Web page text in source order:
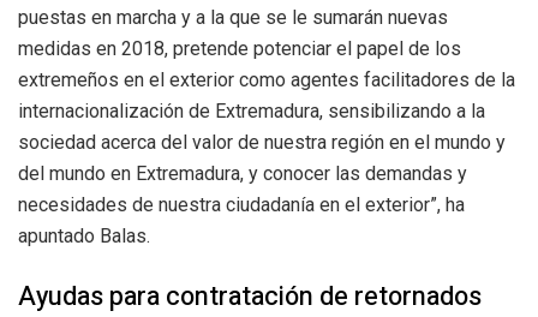
puestas en marcha y a la que se le sumarán nuevas
medidas en 2018, pretende potenciar el papel de los
extremeños en el exterior como agentes facilitadores de la
internacionalización de Extremadura, sensibilizando a la
sociedad acerca del valor de nuestra región en el mundo y
del mundo en Extremadura, y conocer las demandas y
necesidades de nuestra ciudadanía en el exterior”, ha
apuntado Balas.
Ayudas para contratación de retornados